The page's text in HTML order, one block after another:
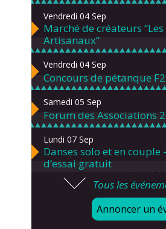
Vendredi 04 Sep
Marché de créateurs
Artisanaux”
Vendredi 04 Sep
Concours de pétanque
Samedi 05 Sep
Forum des Associations
Lundi 07 Sep
Danses solo et en couple
d’essai gratuit
Mardi 08 Sep
Chorale À travers chants
Tous les
Annoncer un